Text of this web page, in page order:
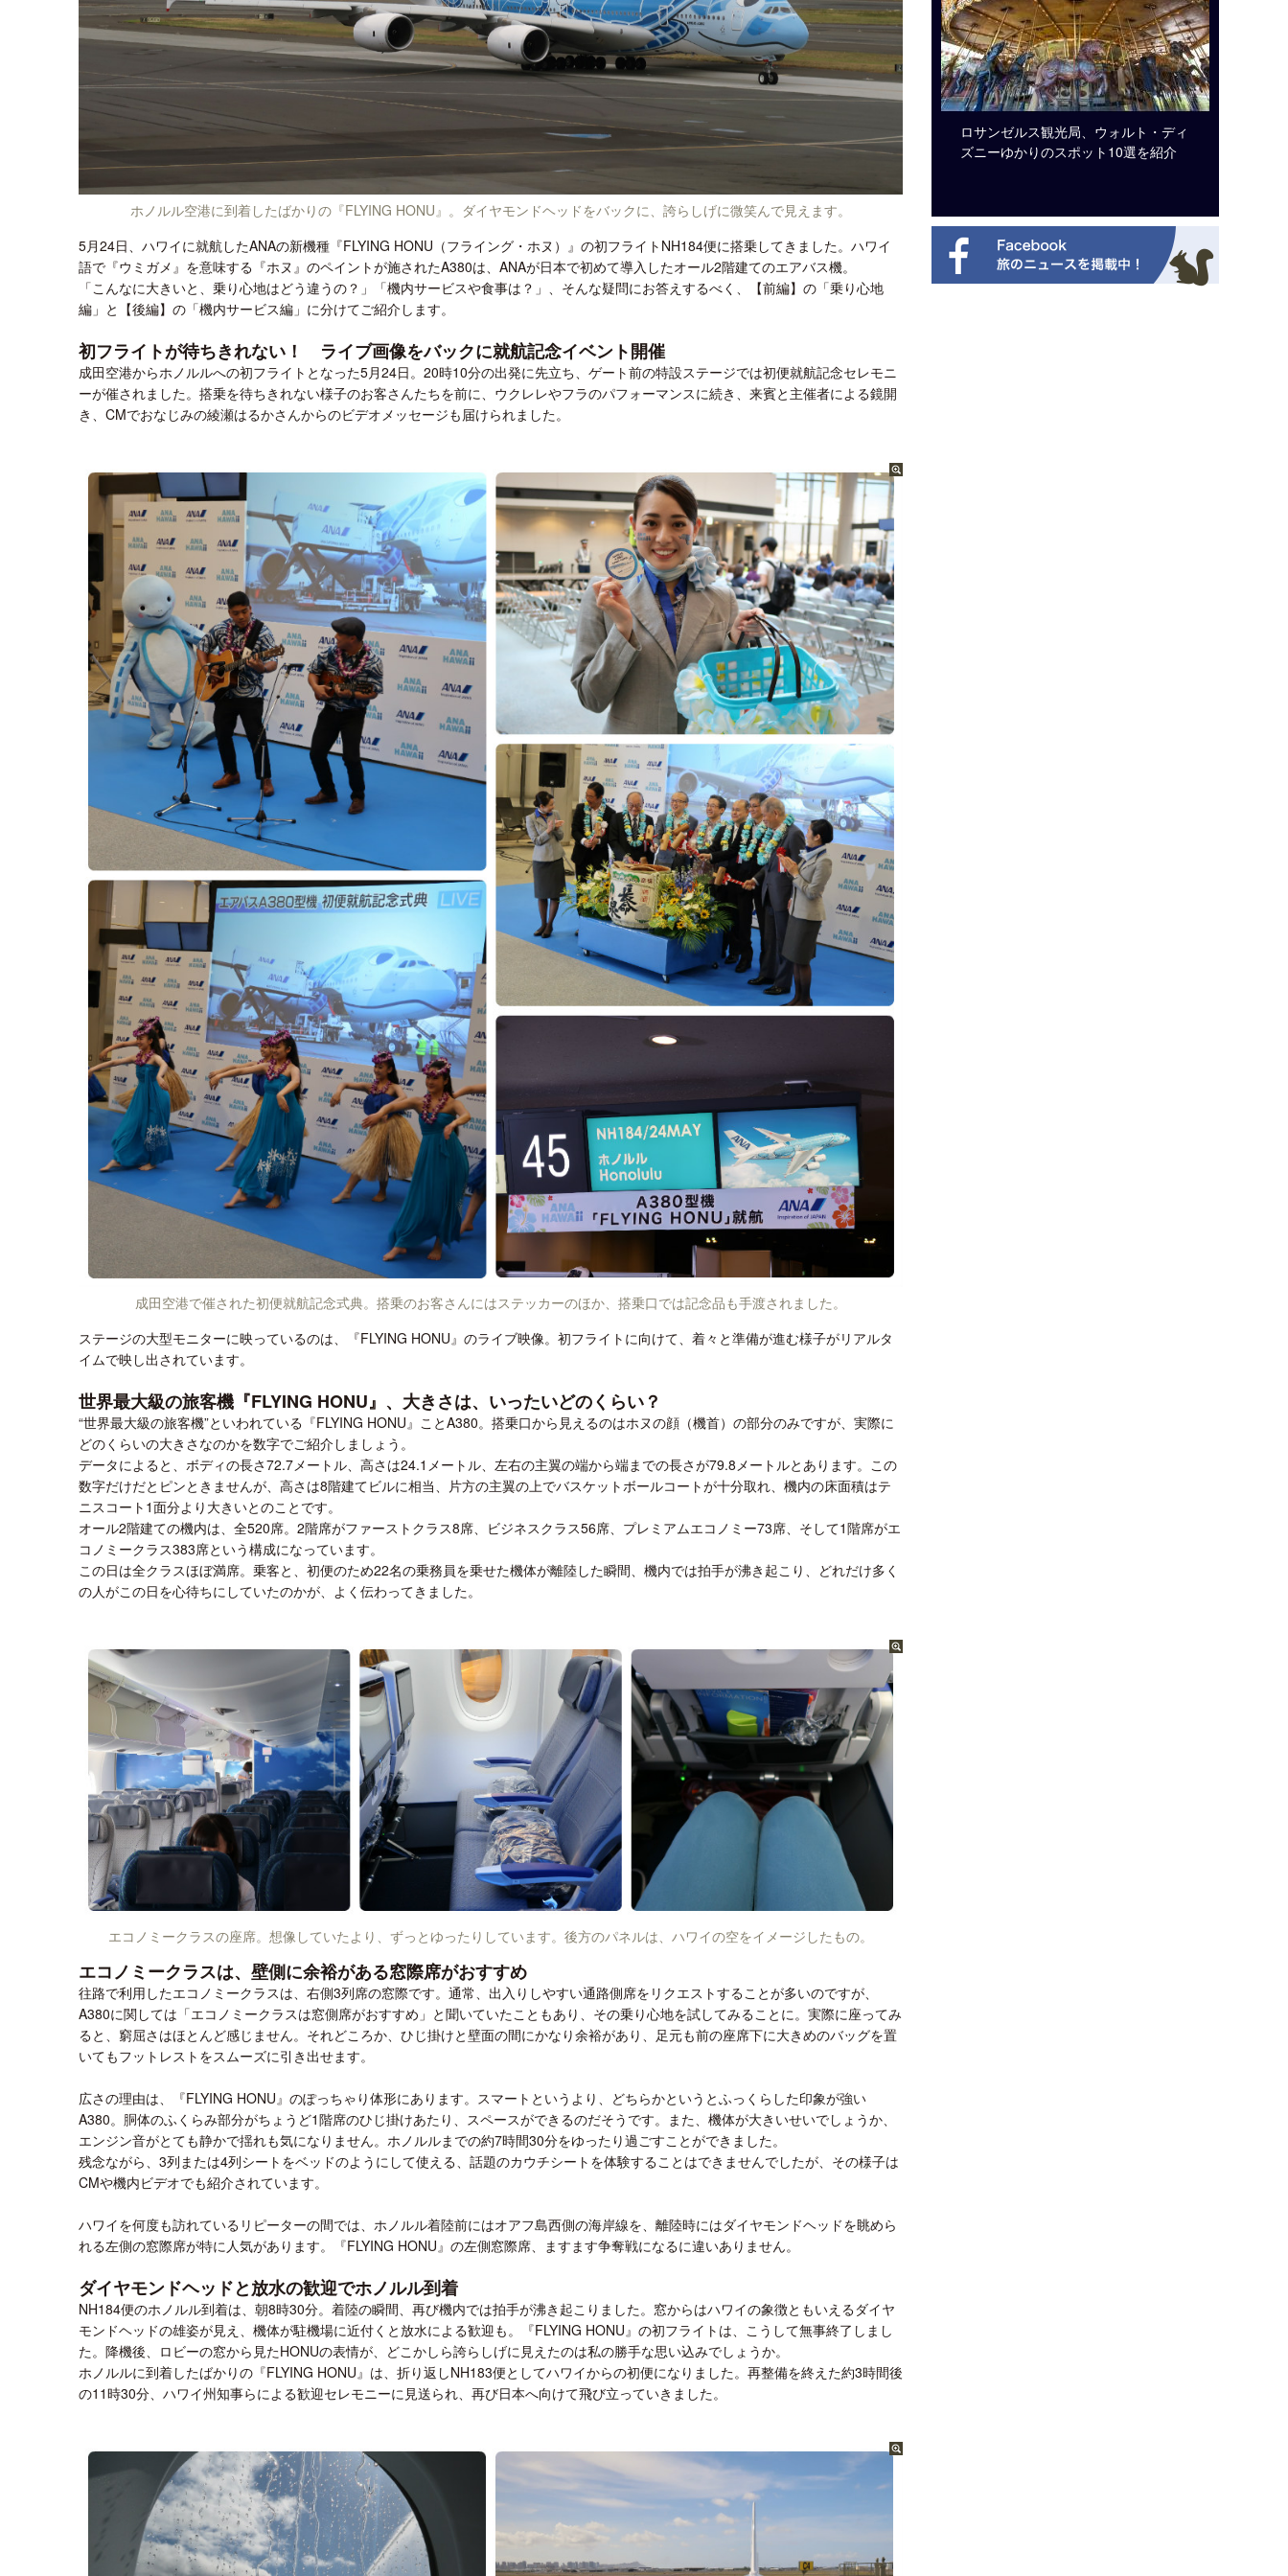
ホノルル空港に到着したばかりの『FLYING HONU』。ダイヤモンドヘッドをバックに、誇らしげに微笑んで見えます。
5月24日、ハワイに就航したANAの新機種『FLYING HONU（フライング・ホヌ）』の初フライトNH184便に搭乗してきました。ハワイ
語で『ウミガメ』を意味する『ホヌ』のペイントが施されたA380は、ANAが日本で初めて導入したオール2階建てのエアバス機。
「こんなに大きいと、乗り心地はどう違うの？」「機内サービスや食事は？」、そんな疑問にお答えするべく、【前編】の「乗り心地
編」と【後編】の「機内サービス編」に分けてご紹介します。
初フライトが待ちきれない！ ライブ画像をバックに就航記念イベント開催
成田空港からホノルルへの初フライトとなった5月24日。20時10分の出発に先立ち、ゲート前の特設ステージでは初便就航記念セレモニ
ーが催されました。搭乗を待ちきれない様子のお客さんたちを前に、ウクレレやフラのパフォーマンスに続き、来賓と主催者による鏡開
き、CMでおなじみの綾瀬はるかさんからのビデオメッセージも届けられました。
成田空港で催された初便就航記念式典。搭乗のお客さんにはステッカーのほか、搭乗口では記念品も手渡されました。
ステージの大型モニターに映っているのは、『FLYING HONU』のライブ映像。初フライトに向けて、着々と準備が進む様子がリアルタ
イムで映し出されています。
世界最大級の旅客機『FLYING HONU』、大きさは、いったいどのくらい？
“世界最大級の旅客機”といわれている『FLYING HONU』ことA380。搭乗口から見えるのはホヌの顔（機首）の部分のみですが、実際に
どのくらいの大きさなのかを数字でご紹介しましょう。
データによると、ボディの長さ72.7メートル、高さは24.1メートル、左右の主翼の端から端までの長さが79.8メートルとあります。この
数字だけだとピンときませんが、高さは8階建てビルに相当、片方の主翼の上でバスケットボールコートが十分取れ、機内の床面積はテ
ニスコート1面分より大きいとのことです。
オール2階建ての機内は、全520席。2階席がファーストクラス8席、ビジネスクラス56席、プレミアムエコノミー73席、そして1階席がエ
コノミークラス383席という構成になっています。
この日は全クラスほぼ満席。乗客と、初便のため22名の乗務員を乗せた機体が離陸した瞬間、機内では拍手が沸き起こり、どれだけ多く
の人がこの日を心待ちにしていたのかが、よく伝わってきました。
エコノミークラスの座席。想像していたより、ずっとゆったりしています。後方のパネルは、ハワイの空をイメージしたもの。
エコノミークラスは、壁側に余裕がある窓際席がおすすめ
往路で利用したエコノミークラスは、右側3列席の窓際です。通常、出入りしやすい通路側席をリクエストすることが多いのですが、
A380に関しては「エコノミークラスは窓側席がおすすめ」と聞いていたこともあり、その乗り心地を試してみることに。実際に座ってみ
ると、窮屈さはほとんど感じません。それどころか、ひじ掛けと壁面の間にかなり余裕があり、足元も前の座席下に大きめのバッグを置
いてもフットレストをスムーズに引き出せます。
広さの理由は、『FLYING HONU』のぽっちゃり体形にあります。スマートというより、どちらかというとふっくらした印象が強い
A380。胴体のふくらみ部分がちょうど1階席のひじ掛けあたり、スペースができるのだそうです。また、機体が大きいせいでしょうか、
エンジン音がとても静かで揺れも気になりません。ホノルルまでの約7時間30分をゆったり過ごすことができました。
残念ながら、3列または4列シートをベッドのようにして使える、話題のカウチシートを体験することはできませんでしたが、その様子は
CMや機内ビデオでも紹介されています。
ハワイを何度も訪れているリピーターの間では、ホノルル着陸前にはオアフ島西側の海岸線を、離陸時にはダイヤモンドヘッドを眺めら
れる左側の窓際席が特に人気があります。『FLYING HONU』の左側窓際席、ますます争奪戦になるに違いありません。
ダイヤモンドヘッドと放水の歓迎でホノルル到着
NH184便のホノルル到着は、朝8時30分。着陸の瞬間、再び機内では拍手が沸き起こりました。窓からはハワイの象徴ともいえるダイヤ
モンドヘッドの雄姿が見え、機体が駐機場に近付くと放水による歓迎も。『FLYING HONU』の初フライトは、こうして無事終了しまし
た。降機後、ロビーの窓から見たHONUの表情が、どこかしら誇らしげに見えたのは私の勝手な思い込みでしょうか。
ホノルルに到着したばかりの『FLYING HONU』は、折り返しNH183便としてハワイからの初便になりました。再整備を終えた約3時間後
の11時30分、ハワイ州知事らによる歓迎セレモニーに見送られ、再び日本へ向けて飛び立っていきました。
クアロア・ランチ、新予約システム導
入のお知らせ
開業50周年に合わせ「ザ ビュッフェ
アット ハイアット」のメニューを刷
ロサンゼルス観光局、ウォルト・ディ
ズニーゆかりのスポット10選を紹介